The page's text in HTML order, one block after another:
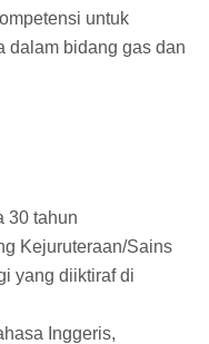
untuk
dalam bidang gas dan
30 tahun
Kejuruteraan/Sains
yang diiktiraf di
Inggeris,